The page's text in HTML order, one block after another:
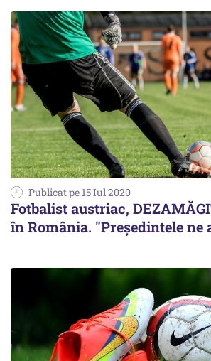
Publicat pe 15 Iul 2020
Fotbalist austriac,
în România. "Preşedintele ne